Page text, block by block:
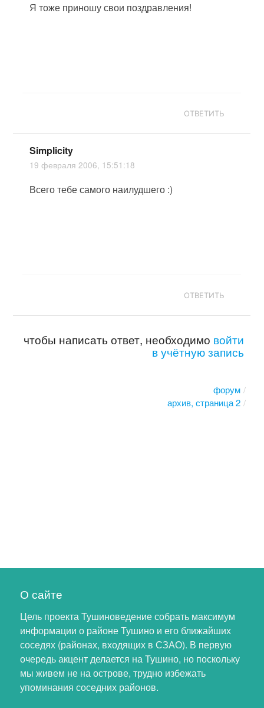
Я тоже приношу свои поздравления!
ОТВЕТИТЬ
Simplicity
19 февраля 2006, 15:51:18
Всего тебе самого наилудшего :)
ОТВЕТИТЬ
чтобы написать ответ, необходимо войти
в учётную запись
форум
архив, страница 2
О сайте
Цель проекта Тушиноведение собрать максимум
информации о районе Тушино и его ближайших
соседях (районах, входящих в СЗАО). В первую
очередь акцент делается на Тушино, но поскольку
мы живем не на острове, трудно избежать
упоминания соседних районов.